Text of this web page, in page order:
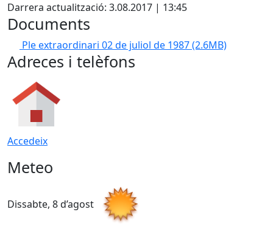
Darrera actualització: 3.08.2017 | 13:45
Documents
Ple extraordinari 02 de juliol de 1987(2.6MB)
Adreces i telèfons
Accedeix
Meteo
Dissabte, 8 d’agost